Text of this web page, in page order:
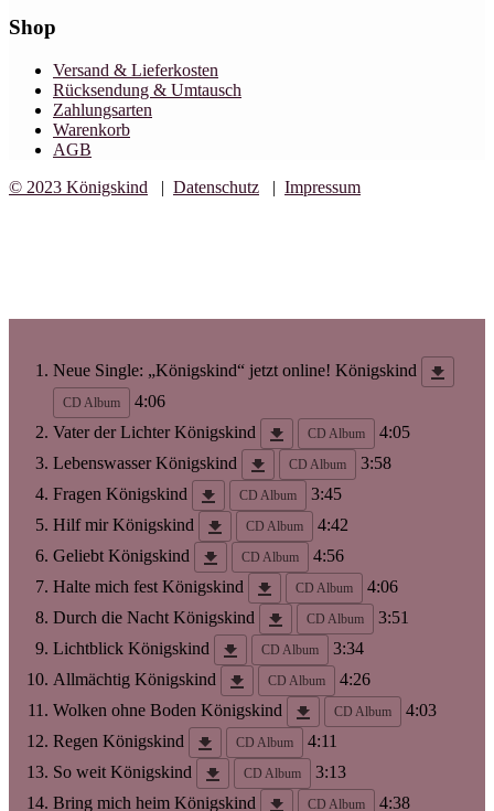
Shop
Versand & Lieferkosten
Rücksendung & Umtausch
Zahlungsarten
Warenkorb
AGB
© 2023 Königskind | Datenschutz | Impressum
Neue Single: „Königskind“ jetzt online! Königskind
CD Album
4:06
Vater der Lichter Königskind CD Album
4:05
Lebenswasser Königskind CD Album
3:58
Fragen Königskind CD Album
3:45
Hilf mir Königskind CD Album
4:42
Geliebt Königskind CD Album
4:56
Halte mich fest Königskind CD Album
4:06
Durch die Nacht Königskind CD Album
3:51
Lichtblick Königskind CD Album
3:34
Allmächtig Königskind CD Album
4:26
Wolken ohne Boden Königskind CD Album
4:03
Regen Königskind CD Album
4:11
So weit Königskind CD Album
3:13
Bring mich heim Königskind CD Album 4:38